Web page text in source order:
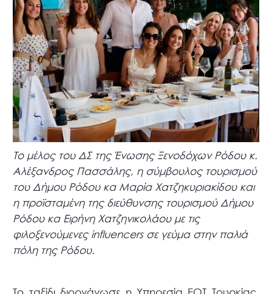
Το μέλος του ΔΣ της Ένωσης Ξενοδόχων Ρόδου κ.
Αλέξανδρος Πασσάλης, η σύμβουλος τουρισμού
του Δήμου Ρόδου κα Μαρία Χατζηκυριακίδου και
η προϊσταμένη της διεύθυνσης τουρισμού Δήμου
Ρόδου κα Ειρήνη Χατζηνικολάου με τις
φιλοξενούμενες influencers σε γεύμα στην παλιά
πόλη της Ρόδου.